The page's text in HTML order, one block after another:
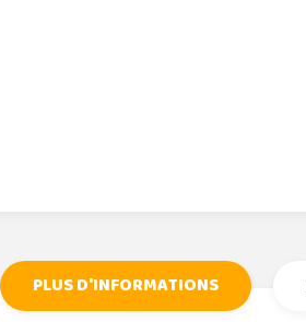
PLUS D'INFORMATIONS